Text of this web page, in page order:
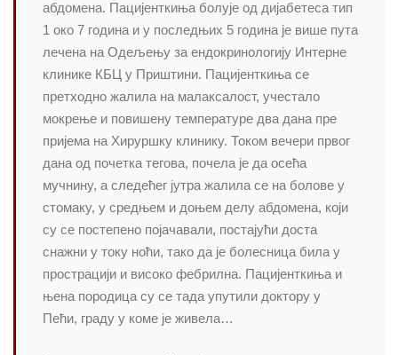
абдомена. Пацијенткиња болује од дијабетеса тип
1 око 7 година и у последњих 5 година је више пута
лечена на Одељењу за ендокринологију Интерне
клинике КБЦ у Приштини. Пацијенткиња се
претходно жалила на малаксалост, учестало
мокрење и повишену температуре два дана пре
пријема на Хируршку клинику. Током вечери првог
дана од почетка тегова, почела је да осећа
мучнину, а следећег јутра жалила се на болове у
стомаку, у средњем и доњем делу абдомена, који
су се постепено појачавали, постајући доста
снажни у току ноћи, тако да је болесница била у
прострацији и високо фебрилна. Пацијенткиња и
њена породица су се тада упутили доктору у
Пећи, граду у коме је живела…